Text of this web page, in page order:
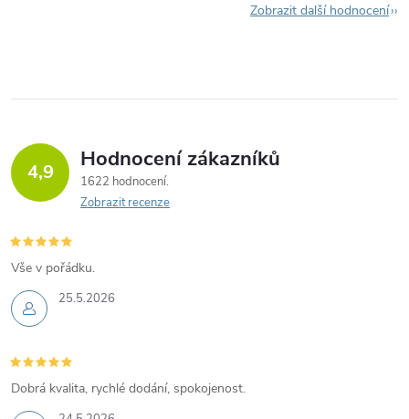
Zobrazit další hodnocení
4,9 Hodnocení zákazníků
1622 hodnocení
Zobrazit recenze
25.5.2026
Vše v pořádku.
Dobrá kvalita, rychlé dodání, spokojenost.